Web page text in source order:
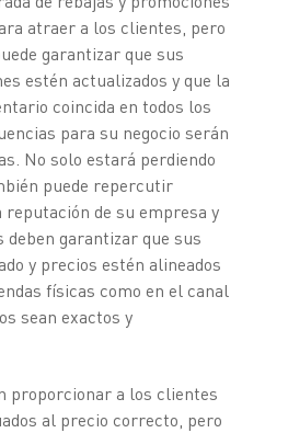
atraer a los clientes, pero
garantizar que sus
estén actualizados y que la
coincida en todos los
para su negocio serán
No solo estará perdiendo
puede repercutir
reputación de su empresa y
garantizar que sus
y precios estén alineados
físicas como en el canal
sean exactos y
proporcionar a los clientes
al precio correcto, pero